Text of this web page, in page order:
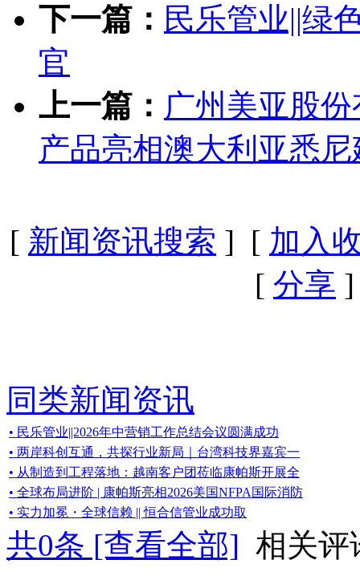
下一篇： 民乐管业||绿
官
上一篇： 广州美亚股
产品亮相澳大利亚悉
[ 新闻资讯搜索 ] [ 加入
[ 分享
同类新闻资讯
• 民乐管业||2026年中营销工作总结会议圆满成功
• 两岸科创互通，共探行业新局｜台湾科技界嘉宾一
• 从制造到工程落地：越南客户团莅临康帕斯开展全
• 全球布局进阶 | 康帕斯亮相2026美国NFPA国际消防
• 实力加冕・全球信赖 || 恒合信管业成功取
共0条 [查看全部] 相关评